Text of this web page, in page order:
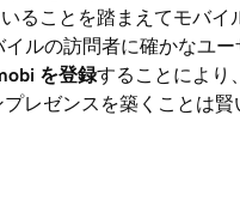
ることを踏まえてモバイ
ルの訪問者に確かなユー
を登録することにより
レゼンスを築くことは賢